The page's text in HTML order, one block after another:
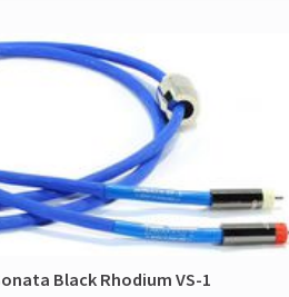
Black Rhodium VS-1